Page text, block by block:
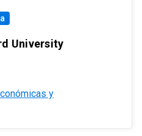
University
y